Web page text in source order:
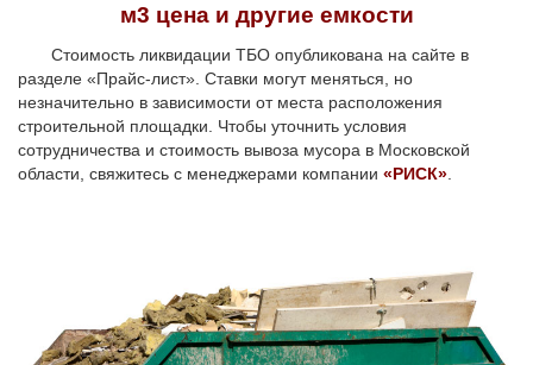
м3 цена и другие емкости
Стоимость ликвидации ТБО опубликована на сайте в
разделе «Прайс-лист». Ставки могут меняться, но
незначительно в зависимости от места расположения
строительной площадки. Чтобы уточнить условия
сотрудничества и стоимость вывоза мусора в Московской
области, свяжитесь с менеджерами компании «РИСК»